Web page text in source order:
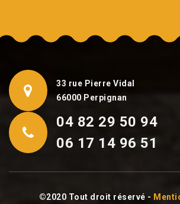
33 rue Pierre Vidal
66000 Perpignan
04 82 29 50 94
06 17 14 96 51
©2020 Tout droit réservé -